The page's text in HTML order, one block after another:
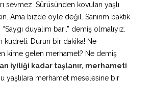
sevmez. Sürüsünden kovulan yaşlı
Ama bizde öyle değil. Sanırım baktık
duyalım bari.” demiş olmalıyız.
kudreti. Durun bir dakika! Ne
kime gelen merhamet? Ne demiş
iyiliği kadar taşlanır, merhameti
yaşlılara merhamet meselesine bir